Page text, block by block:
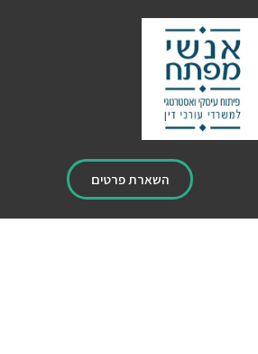
השארת פרטים